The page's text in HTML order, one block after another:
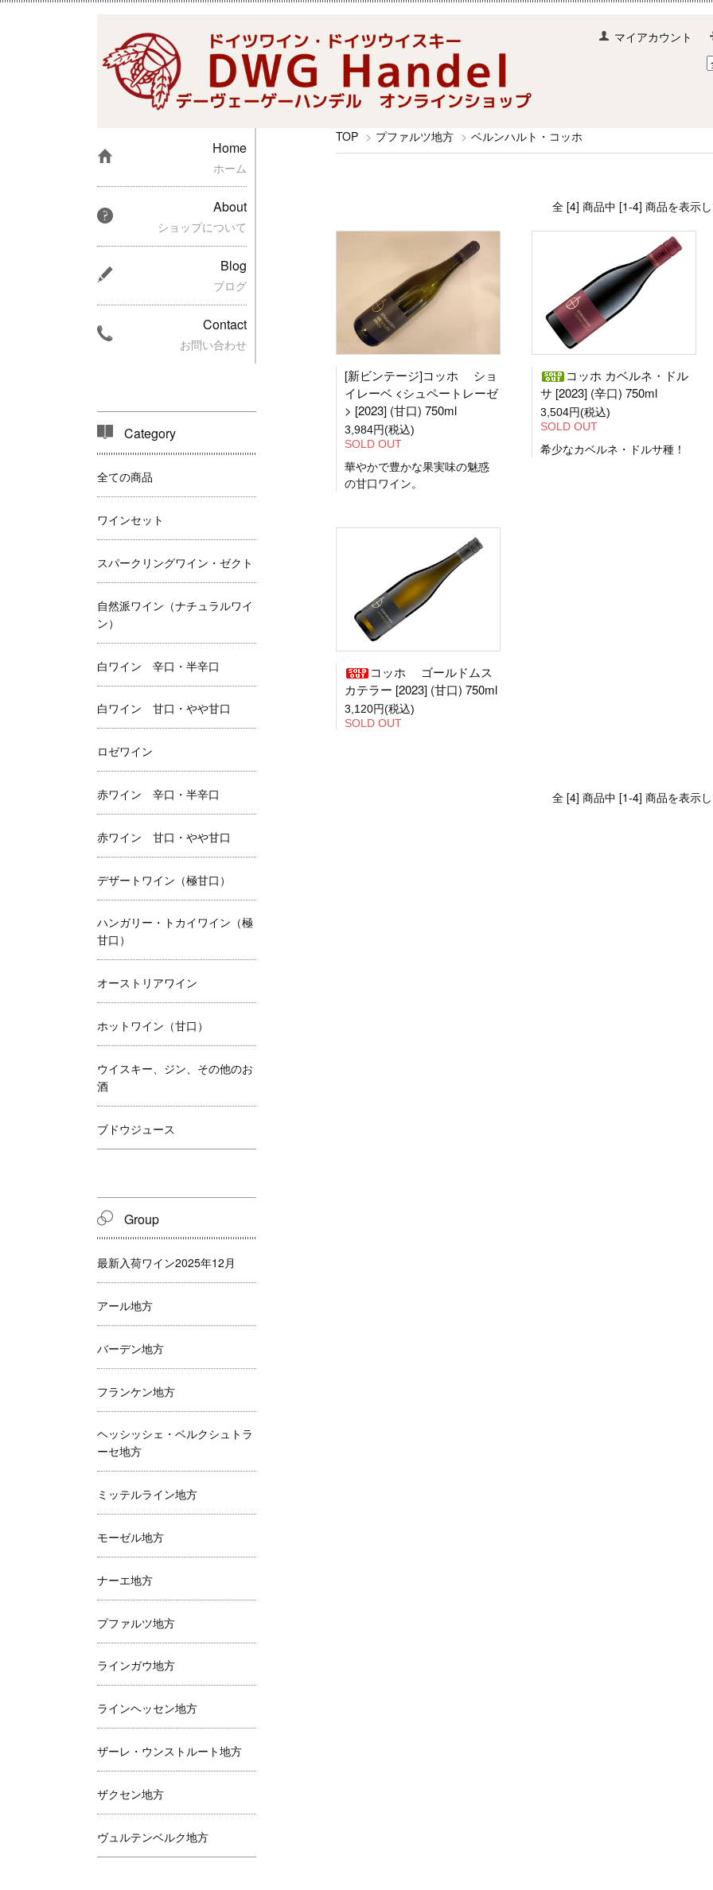
マイアカウント
TOP > プファルツ地方 > ベルンハルト・コッホ
全 [4] 商品中 [1-4] 商品を表示
[新ビンテージ]コッホ ショ
イレーベ <シュペートレーゼ
> [2023] (甘口) 750ml
3,984円(税込)
SOLD OUT
華やかで豊かな果実味の魅惑
の甘口ワイン。
コッホ カベルネ・ドル
サ [2023] (辛口) 750ml
3,504円(税込)
SOLD OUT
希少なカベルネ・ドルサ種！
コッホ ゴールドムス
カテラー [2023] (甘口) 750ml
3,120円(税込)
SOLD OUT
全 [4] 商品中 [1-4] 商品を表示
Home
ホーム
About
ショップについて
Blog
ブログ
Contact
お問い合わせ
Category
全ての商品
ワインセット
スパークリングワイン・ゼクト
自然派ワイン（ナチュラルワイ
ン）
白ワイン 辛口・半辛口
白ワイン 甘口・やや甘口
ロゼワイン
赤ワイン 辛口・半辛口
赤ワイン 甘口・やや甘口
デザートワイン（極甘口）
ハンガリー・トカイワイン（極
甘口）
オーストリアワイン
ホットワイン（甘口）
ウイスキー、ジン、その他のお
酒
ブドウジュース
Group
最新入荷ワイン2025年12月
アール地方
バーデン地方
フランケン地方
ヘッシッシェ・ベルクシュトラ
ーセ地方
ミッテルライン地方
モーゼル地方
ナーエ地方
プファルツ地方
ラインガウ地方
ラインヘッセン地方
ザーレ・ウンストルート地方
ザクセン地方
ヴュルテンベルク地方